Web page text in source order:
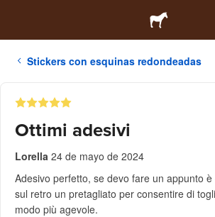
Stickers con esquinas redondeadas
Ottimi adesivi
Lorella 24 de mayo de 2024
Adesivo perfetto, se devo fare un appunto
sul retro un pretagliato per consentire di
modo più agevole.